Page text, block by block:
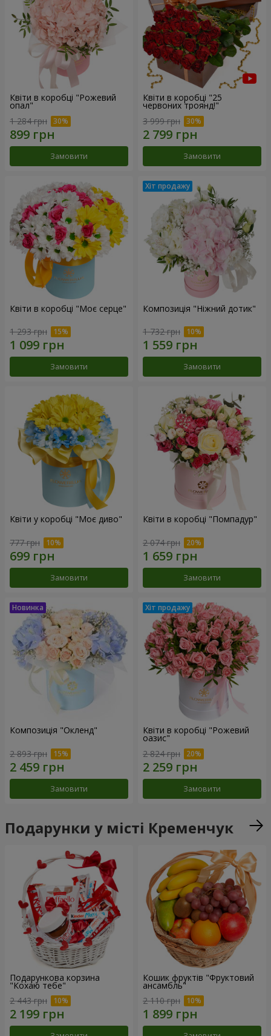
Квіти в коробці "Рожевий
опал"
1 284 грн
Замовити
Квіти в коробці "25
червоних троянд!"
3 999 грн
Замовити
Квіти в коробці "Моє серце"
1 293 грн
Замовити
Композиція "Ніжний дотик"
1 732 грн
Замовити
Квіти у коробці "Моє диво"
777 грн
Замовити
Квіти в коробці "Помпадур"
2 074 грн
Замовити
Композиція "Окленд"
2 893 грн
Замовити
Квіти в коробці "Рожевий
оазис"
2 824 грн
Замовити
Подарунки у місті Кременчук
Подарункова корзина
"Кохаю тебе"
2 443 грн
Кошик фруктів "Фруктовий
ансамбль"
2 110 грн